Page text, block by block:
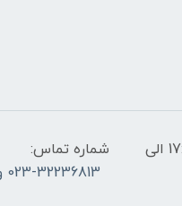
ساعات پاسخگویی: فقط روزهای غیر تعطیل از ساعت 10:00 الی 14:00 و 17:00 الی
شماره تماس:
023-32236813 و 09198551429